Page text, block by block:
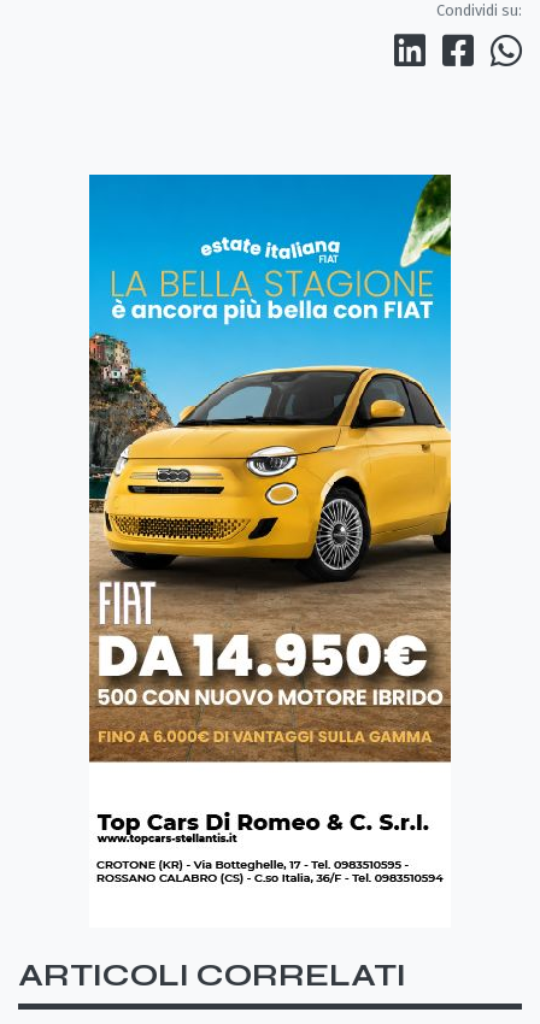
Condividi su:
ARTICOLI CORRELATI